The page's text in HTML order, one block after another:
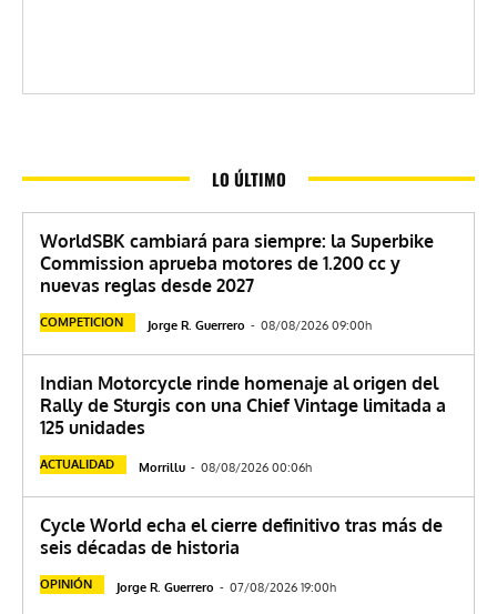
LO ÚLTIMO
WorldSBK cambiará para siempre: la Superbike
Commission aprueba motores de 1.200 cc y
nuevas reglas desde 2027
COMPETICION Jorge R. Guerrero - 08/08/2026 09:00h
Indian Motorcycle rinde homenaje al origen del
Rally de Sturgis con una Chief Vintage limitada a
125 unidades
ACTUALIDAD Morrillu - 08/08/2026 00:06h
Cycle World echa el cierre definitivo tras más de
seis décadas de historia
OPINIÓN Jorge R. Guerrero - 07/08/2026 19:00h